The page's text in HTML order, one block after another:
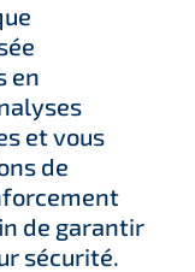
en
et vous
de
de garantir
sécurité.